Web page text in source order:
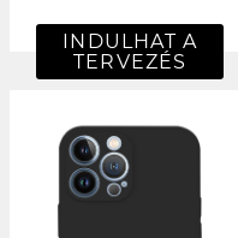
INDULHAT A
TERVEZÉS